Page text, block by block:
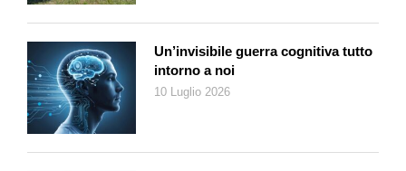
Un’invisibile guerra cognitiva tutto
intorno a noi
10 Luglio 2026